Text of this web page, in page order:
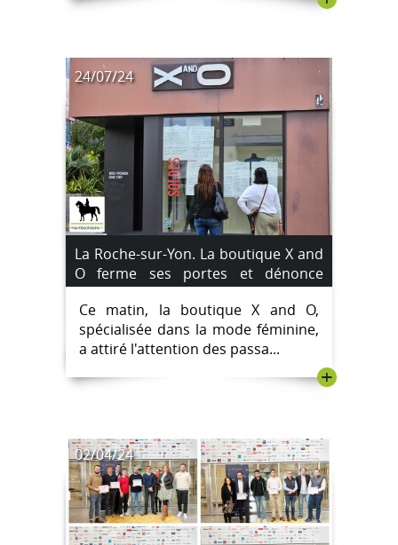
24/07/24
La Roche-sur-Yon. La boutique X and
O ferme ses portes et dénonce
l'absence d'indemnisation.
Ce matin, la boutique X and O,
spécialisée dans la mode féminine,
a attiré l'attention des passa...
+
02/04/24